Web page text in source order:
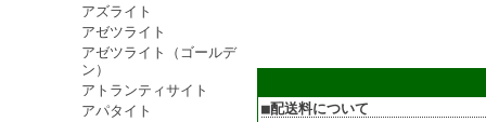
アズライト
アゼツライト
アゼツライト（ゴールデ
ン）
アトランティサイト
アパタイト
■配送料について